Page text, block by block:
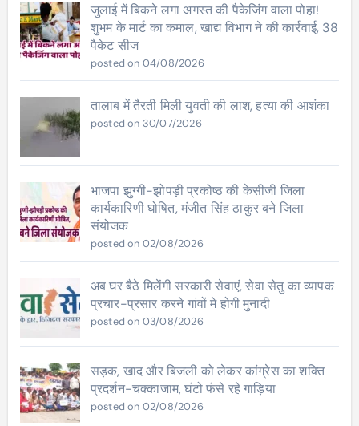
जुलाई में बिकने लगा अगस्त की पैकेजिंग वाला पोहा!
शुभम के मार्ट का कमाल, खाद्य विभाग ने की कार्रवाई, 38
पैकेट सीज
posted on 04/08/2026
तालाब में तैरती मिली युवती की लाश, हत्या की आशंका
posted on 30/07/2026
भाजपा झुग्गी-झोपड़ी प्रकोष्ठ की केसीजी जिला
कार्यकारिणी घोषित, मंजीत सिंह ठाकुर बने जिला
संयोजक
posted on 02/08/2026
अब घर बैठे मिलेंगी सरकारी सेवाएं, सेवा सेतु का व्यापक
प्रचार-प्रसार करने गांवों मे होगी मुनादी
posted on 03/08/2026
सड़क, खाद और बिजली को लेकर कांग्रेस का शक्ति
प्रदर्शन-चक्काजाम, घंटो फंसे रहे गाड़िया
posted on 02/08/2026